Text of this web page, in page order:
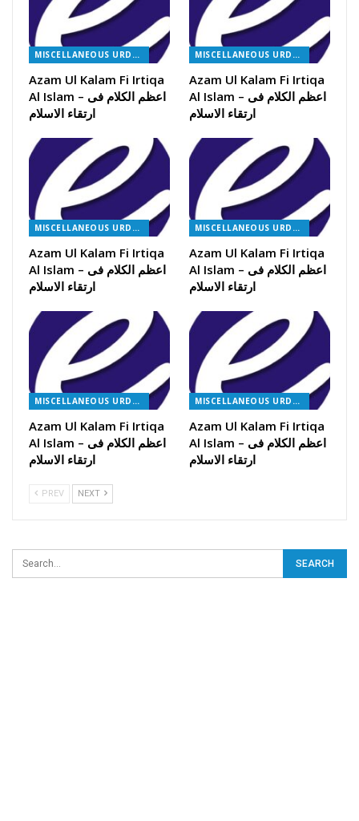
MISCELLANEOUS URDU BOOKS
Azam Ul Kalam Fi Irtiqa
Al Islam – اعظم الکلام فی
ارتقاء الاسلام
MISCELLANEOUS URDU BOOKS
Azam Ul Kalam Fi Irtiqa
Al Islam – اعظم الکلام فی
ارتقاء الاسلام
MISCELLANEOUS URDU BOOKS
Azam Ul Kalam Fi Irtiqa
Al Islam – اعظم الکلام فی
ارتقاء الاسلام
MISCELLANEOUS URDU BOOKS
Azam Ul Kalam Fi Irtiqa
Al Islam – اعظم الکلام فی
ارتقاء الاسلام
MISCELLANEOUS URDU BOOKS
Azam Ul Kalam Fi Irtiqa
Al Islam – اعظم الکلام فی
ارتقاء الاسلام
MISCELLANEOUS URDU BOOKS
Azam Ul Kalam Fi Irtiqa
Al Islam – اعظم الکلام فی
ارتقاء الاسلام
PREV NEXT